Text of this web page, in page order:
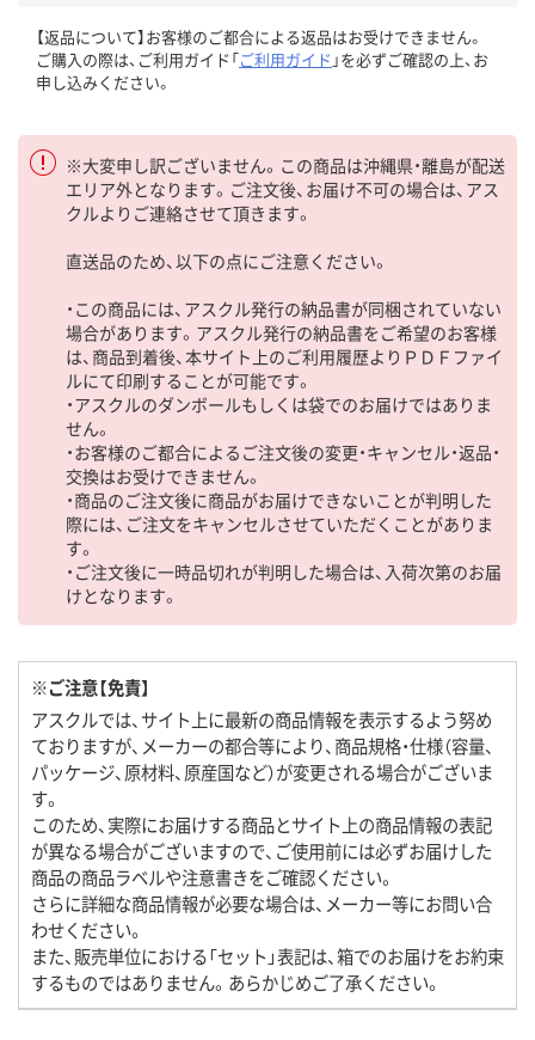
【返品について】お客様のご都合による返品はお受けできません。
ご購入の際は、ご利用ガイド「ご利用ガイド 」を必ずご確認の上、お
申し込みください。
※大変申し訳ございません。この商品は沖縄県・離島が配送
エリア外となります。ご注文後、お届け不可の場合は、アス
クルよりご連絡させて頂きます。
直送品のため、以下の点にご注意ください。
・この商品には、アスクル発行の納品書が同梱されていない
場合があります。アスクル発行の納品書をご希望のお客様
は、商品到着後、本サイト上のご利用履歴よりＰＤＦファイ
ルにて印刷することが可能です。
・アスクルのダンボールもしくは袋でのお届けではありま
せん。
・お客様のご都合によるご注文後の変更・キャンセル・返品・
交換はお受けできません。
・商品のご注文後に商品がお届けできないことが判明した
際には、ご注文をキャンセルさせていただくことがありま
す。
・ご注文後に一時品切れが判明した場合は、入荷次第のお届
けとなります。
※ご注意【免責】
アスクルでは、サイト上に最新の商品情報を表示するよう努め
ておりますが、メーカーの都合等により、商品規格・仕様（容量、
パッケージ、原材料、原産国など）が変更される場合がございま
す。
このため、実際にお届けする商品とサイト上の商品情報の表記
が異なる場合がございますので、ご使用前には必ずお届けした
商品の商品ラベルや注意書きをご確認ください。
さらに詳細な商品情報が必要な場合は、メーカー等にお問い合
わせください。
また、販売単位における「セット」表記は、箱でのお届けをお約束
するものではありません。あらかじめご了承ください。